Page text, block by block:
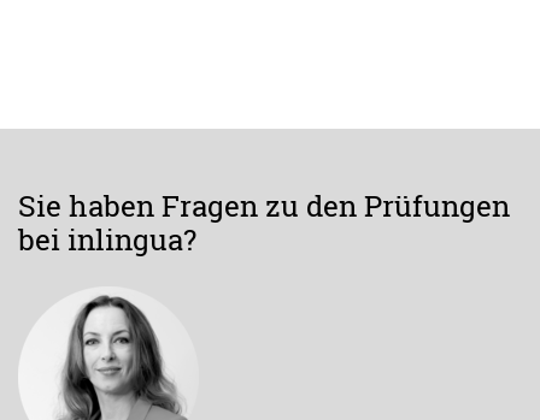
Sie haben Fragen zu den Prüfungen
bei inlingua?